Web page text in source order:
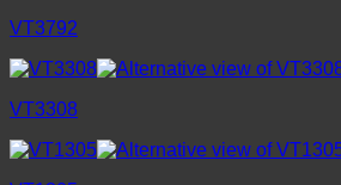
VT3792
VT3308